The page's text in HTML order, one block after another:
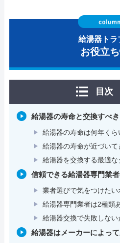
給湯器トラ
お役立
目次
給湯器の寿命と交換すべ
給湯器の寿命は何年くら
給湯器の寿命が近づいて
給湯器を交換する最適な
信頼できる給湯器専門業
業者選びで気をつけたい
給湯器専門業者は2種類
給湯器交換で失敗しない
給湯器はメーカーによっ